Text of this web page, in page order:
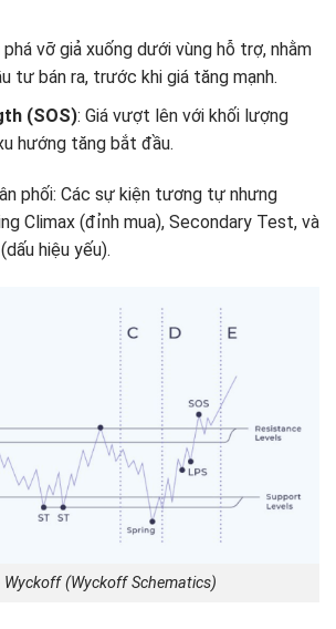
vỡ giả xuống dưới vùng hỗ trợ, nhằm
tư bán ra, trước khi giá tăng mạnh.
(SOS): Giá vượt lên với khối lượng
hướng tăng bắt đầu.
phối: Các sự kiện tương tự nhưng
Climax (đỉnh mua), Secondary Test, và
hiệu yếu).
Wyckoff (Wyckoff Schematics)